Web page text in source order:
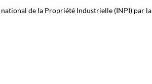
national de la Propriété Industrielle (INPI) par la